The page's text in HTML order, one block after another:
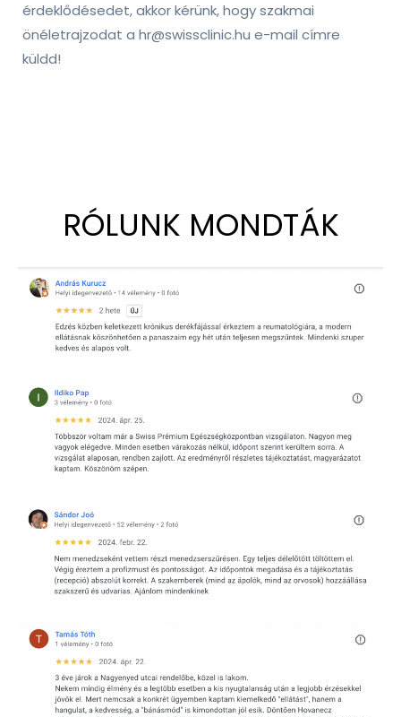
érdeklődésedet, akkor kérünk, hogy szakmai
önéletrajzodat a hr@swissclinic.hu e-mail címre
küldd!
RÓLUNK MONDTÁK